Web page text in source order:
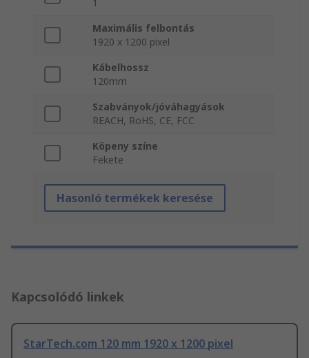
1
Maximális felbontás
1920 x 1200 pixel
Kábelhossz
120mm
Szabványok/jóváhagyások
REACH, RoHS, CE, FCC
Köpeny színe
Fekete
Hasonló termékek keresése
Kapcsolódó linkek
StarTech.com 120 mm 1920 x 1200 pixel